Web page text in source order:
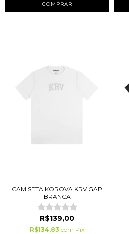
COMPRAR
CAMISETA KOROVA KRV GAP
BRANCA
R$139,00
R$134,83 com Pix